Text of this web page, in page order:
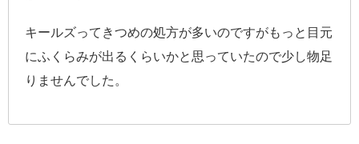
キールズってきつめの処方が多いのですがもっと目元
にふくらみが出るくらいかと思っていたので少し物足
りませんでした。